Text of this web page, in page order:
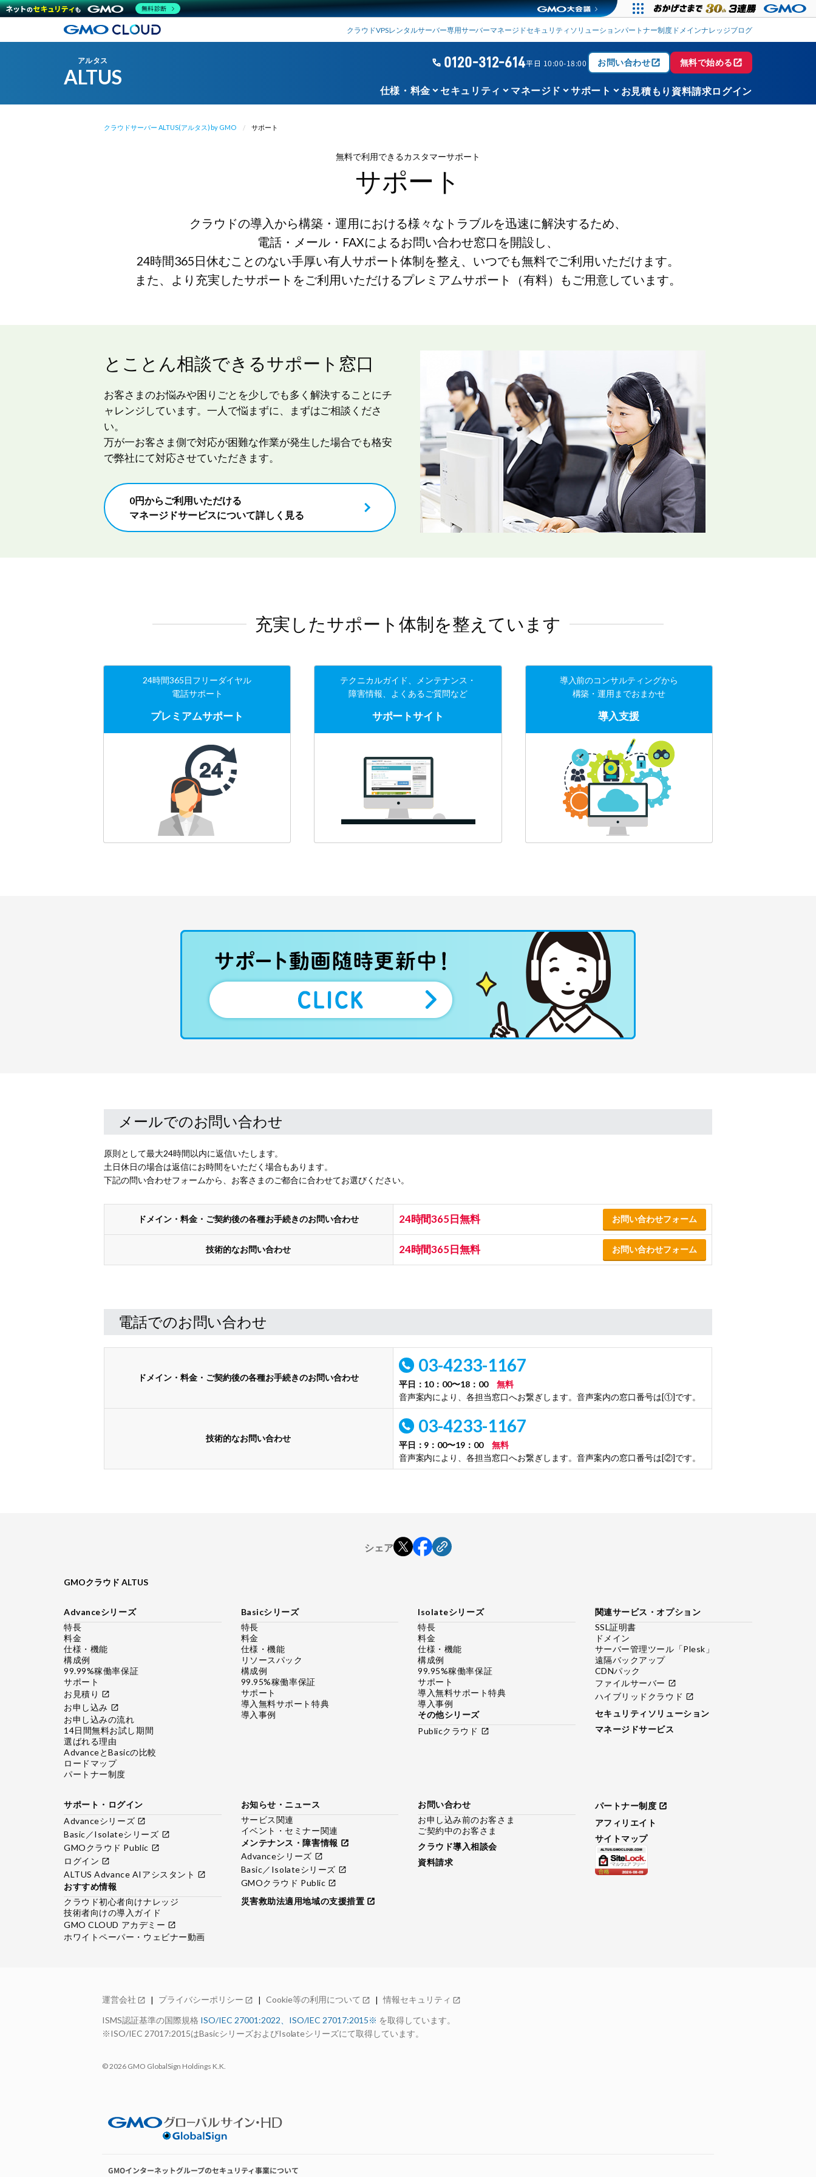
クラウドVPSレンタルサーバー専用サーバーマネージドセキュリティソリューションパートナー制度 ドメインナレッジブログ
ALTUS
アルタス phone 0120-312-614平日 10:00-18:00 お問い合わせopen_in_new 無料で始めるopen_in_new
仕様・料金 keyboard_arrow_down セキュリティ keyboard_arrow_down マネージド keyboard_arrow_downサポート keyboard_arrow_down お見積もり 資料請求ログイン
クラウドサーバー ALTUS(アルタス) by GMO サポート
無料で利用できるカスタマーサポート
サポート
クラウドの導入から構築・運用における様々なトラブルを迅速に解決するため、
電話・メール・FAXによるお問い合わせ窓口を開設し、
24時間365日休むことのない手厚い有人サポート体制を整え、いつでも無料でご利用いただけます。
また、より充実したサポートをご利用いただけるプレミアムサポート（有料）もご用意しています。
とことん相談できるサポート窓口
お客さまのお悩みや困りごとを少しでも多く解決することにチ
ャレンジしています。一人で悩まずに、まずはご相談くださ
い。
万が一お客さま側で対応が困難な作業が発生した場合でも格安
で弊社にて対応させていただきます。
0円からご利用いただける
マネージドサービスについて詳しく見る
充実したサポート体制を整えています
24時間365日フリーダイヤル
電話サポート
プレミアムサポート
テクニカルガイド、メンテナンス・
障害情報、よくあるご質問など
サポートサイト
導入前のコンサルティングから
構築・運用までおまかせ
導入支援
メールでのお問い合わせ
原則として最大24時間以内に返信いたします。
土日休日の場合は返信にお時間をいただく場合もあります。
下記の問い合わせフォームから、お客さまのご都合に合わせてお選びください。
ドメイン・料金・ご契約後の各種お手続きのお問い合わせ 24時間365日無料 お問い合わせフォーム
技術的なお問い合わせ 24時間365日無料 お問い合わせフォーム
電話でのお問い合わせ
ドメイン・料金・ご契約後の各種お手続きのお問い合わせ
03-4233-1167
平日：10：00〜18：00無料
音声案内により、各担当窓口へお繋ぎします。音声案内の窓口番号は[①]です。
技術的なお問い合わせ
03-4233-1167
平日：9：00〜19：00無料
音声案内により、各担当窓口へお繋ぎします。音声案内の窓口番号は[②]です。
シェア
GMOクラウド ALTUS
Advanceシリーズ
特長
料金
仕様・機能
構成例
99.99%稼働率保証
サポート
お見積り open_in_new
お申し込み open_in_new
お申し込みの流れ
14日間無料お試し期間
選ばれる理由
AdvanceとBasicの比較
ロードマップ
パートナー制度
Basicシリーズ
特長
料金
仕様・機能
リソースパック
構成例
99.95%稼働率保証
サポート
導入無料サポート特典
導入事例
Isolateシリーズ
特長
料金
仕様・機能
構成例
99.95%稼働率保証
サポート
導入無料サポート特典
導入事例
その他シリーズ
Publicクラウド open_in_new
関連サービス・オプション
SSL証明書
ドメイン
サーバー管理ツール「Plesk」
遠隔バックアップ
CDNパック
ファイルサーバー open_in_new
ハイブリッドクラウド open_in_new
セキュリティソリューション
マネージドサービス
サポート・ログイン
Advanceシリーズ open_in_new
Basic／Isolateシリーズ open_in_new
GMOクラウド Public open_in_new
ログイン open_in_new
ALTUS Advance AIアシスタント open_in_new
おすすめ情報
クラウド初心者向けナレッジ
技術者向けの導入ガイド
GMO CLOUD アカデミー open_in_new
ホワイトペーパー・ウェビナー動画
お知らせ・ニュース
サービス関連
イベント・セミナー関連
メンテナンス・障害情報 open_in_new
Advanceシリーズ open_in_new
Basic／Isolateシリーズ open_in_new
GMOクラウド Public open_in_new
災害救助法適用地域の支援措置 open_in_new
お問い合わせ
お申し込み前のお客さま
ご契約中のお客さま
クラウド導入相談会
資料請求
パートナー制度 open_in_new
アフィリエイト
サイトマップ
運営会社 open_in_new プライバシーポリシー open_in_new Cookie等の利用について open_in_new 情報セキュリティ open_in_new
ISMS認証基準の国際規格 ISO/IEC 27001:2022、ISO/IEC 27017:2015※ を取得しています。
※ISO/IEC 27017:2015はBasicシリーズおよびIsolateシリーズにて取得しています。
© 2026 GMO GlobalSign Holdings K.K.
GMOインターネットグループのセキュリティ事業について
無料診断